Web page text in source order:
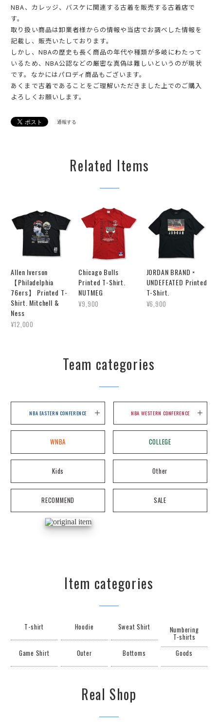
NBA、カレッジ、バスケに関連する古着を販売する古着店で
す。
取り扱い商品は卸業者様からの情報や当店でお調べした情報を
記載し、販売いたしております。
しかし、NBAの歴史も長く商品の年代や種類が多岐にわたって
いるため、NBA公認などの厳密な真偽は難しいというのが現状
です。なかにはパロディ商品もございます。
あくまで古着であることをご理解いただきました上でのご購入
よろしくお願いします。
通報する
Related Items
Allen Iverson
【Philadelphia
76ers】 Printed T-
Shirt. Mitchell &
Ness
¥12,000
Chicago Bulls
Printed T-Shirt.
NUTMEG
¥9,900
JORDAN BRAND ×
UNDEFEATED Printed
T-Shirt.
¥6,900
Team categories
NBA EASTERN CONFERENCE NBA WESTERN CONFERENCE
WNBA COLLEGE
Kids Other
RECOMMEND SALE
Item categories
T-shirt Hoodie Sweat Shirt Numbering
T-shirts
Game Shirt
Outer Bottoms Goods
Real Shop